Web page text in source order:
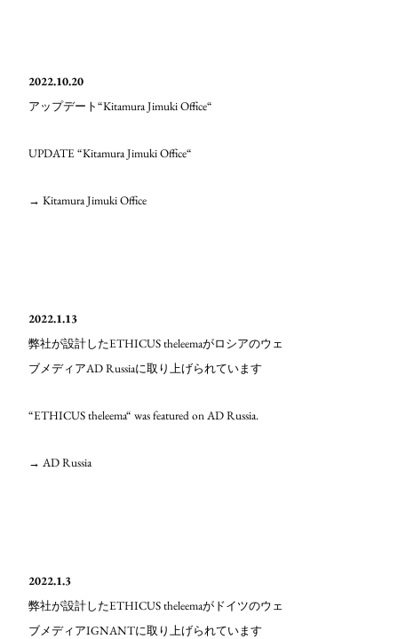
2022.10.20
アップデート“Kitamura Jimuki Office“
UPDATE “Kitamura Jimuki Office“
→ Kitamura Jimuki Office
2022.1.13
弊社が設計したETHICUS theleemaがロシアのウェ
ブメディアAD Russiaに取り上げられています
“ETHICUS theleema“ was featured on AD Russia.
→ AD Russia
2022.1.3
弊社が設計したETHICUS theleemaがドイツのウェ
ブメディアIGNANTに取り上げられています